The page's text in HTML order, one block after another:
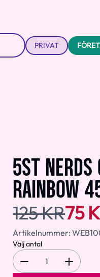
PRIVAT
5ST NERDS
RAINBOW
125 KR75
Artikelnummer:
Välj antal
1